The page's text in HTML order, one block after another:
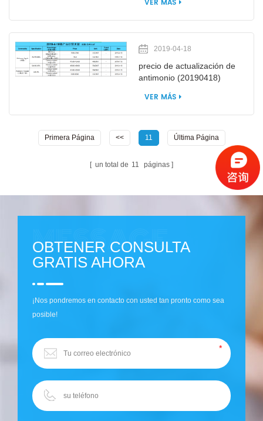
VER MÁS
2019-04-18
precio de actualización de
antimonio (20190418)
VER MÁS
Primera Página << 11 Última Página
un total de 11 páginas
OBTENER CONSULTA
GRATIS AHORA
¡Nos pondremos en contacto con usted tan pronto como sea
posible!